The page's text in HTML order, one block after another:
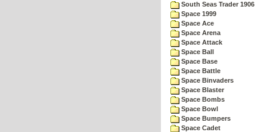
South Seas Trader 1906
Space 1999
Space Ace
Space Arena
Space Attack
Space Ball
Space Base
Space Battle
Space Binvaders
Space Blaster
Space Bombs
Space Bowl
Space Bumpers
Space Cadet